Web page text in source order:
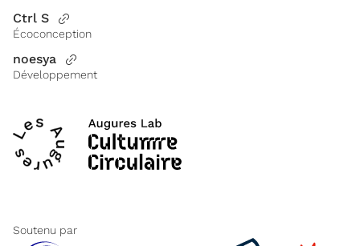
Ctrl S
Écoconception
noesya
Développement
Soutenu par